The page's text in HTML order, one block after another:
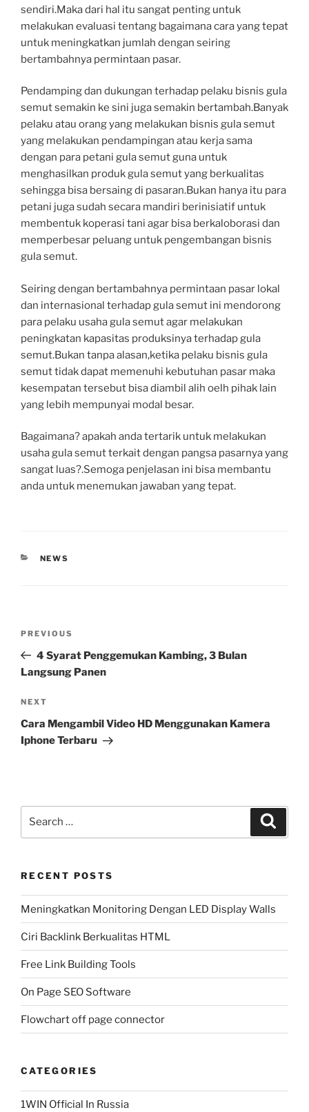
sendiri.Maka dari hal itu sangat penting untuk
melakukan evaluasi tentang bagaimana cara yang tepat
untuk meningkatkan jumlah dengan seiring
bertambahnya permintaan pasar.
Pendamping dan dukungan terhadap pelaku bisnis gula
semut semakin ke sini juga semakin bertambah.Banyak
pelaku atau orang yang melakukan bisnis gula semut
yang melakukan pendampingan atau kerja sama
dengan para petani gula semut guna untuk
menghasilkan produk gula semut yang berkualitas
sehingga bisa bersaing di pasaran.Bukan hanya itu para
petani juga sudah secara mandiri berinisiatif untuk
membentuk koperasi tani agar bisa berkaloborasi dan
memperbesar peluang untuk pengembangan bisnis
gula semut.
Seiring dengan bertambahnya permintaan pasar lokal
dan internasional terhadap gula semut ini mendorong
para pelaku usaha gula semut agar melakukan
peningkatan kapasitas produksinya terhadap gula
semut.Bukan tanpa alasan,ketika pelaku bisnis gula
semut tidak dapat memenuhi kebutuhan pasar maka
kesempatan tersebut bisa diambil alih oelh pihak lain
yang lebih mempunyai modal besar.
Bagaimana? apakah anda tertarik untuk melakukan
usaha gula semut terkait dengan pangsa pasarnya yang
sangat luas?.Semoga penjelasan ini bisa membantu
anda untuk menemukan jawaban yang tepat.
CATEGORIES
NEWS
Previous
Post
PREVIOUS
4 Syarat Penggemukan Kambing, 3 Bulan
Langsung Panen
Next
Post
NEXT
Cara Mengambil Video HD Menggunakan Kamera
Iphone Terbaru
RECENT POSTS
Meningkatkan Monitoring Dengan LED Display Walls
Ciri Backlink Berkualitas HTML
Free Link Building Tools
On Page SEO Software
Flowchart off page connector
CATEGORIES
1WIN Official In Russia